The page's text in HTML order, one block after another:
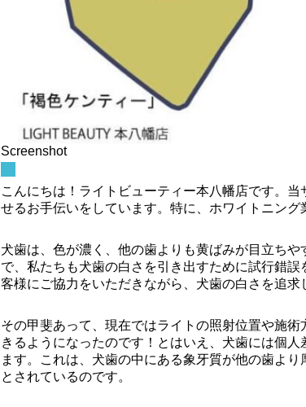
Screenshot
こんにちは！ライトビューティー本八幡店です。
せるお手伝いをしています。特に、ホワイトニン
犬歯は、色が濃く、他の歯よりも黄ばみが目立ち
で、私たちも犬歯の白さを引き出すために試行錯
客様にご協力をいただきながら、犬歯の白さを追求
その甲斐あって、現在ではライトの照射位置や施
きるようになったのです！とはいえ、犬歯には個
ます。これは、犬歯の中にある象牙質が他の歯よ
とされているのです。